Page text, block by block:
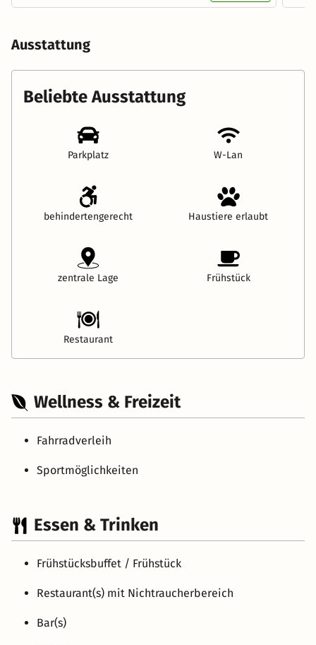
Ausstattung
Beliebte Ausstattung
Parkplatz W-Lan
behindertengerecht Haustiere erlaubt
zentrale Lage Frühstück
Restaurant
Wellness & Freizeit
Fahrradverleih
Sportmöglichkeiten
Essen & Trinken
Frühstücksbuffet / Frühstück
Restaurant(s) mit Nichtraucherbereich
Bar(s)